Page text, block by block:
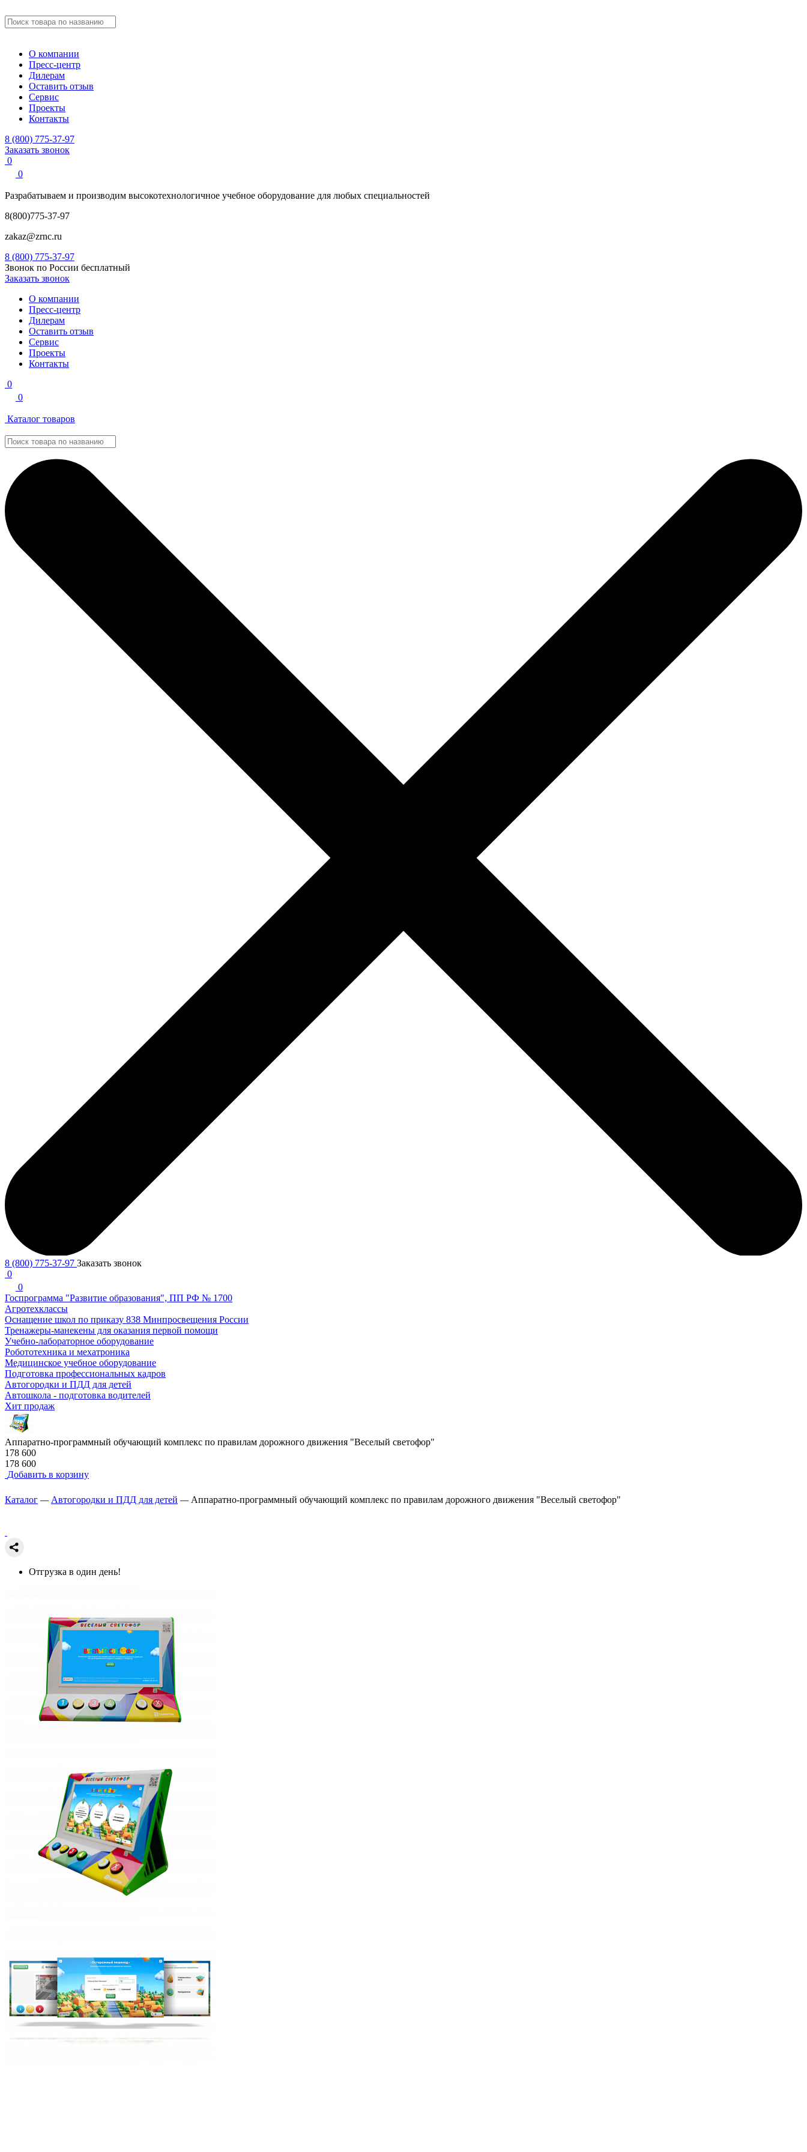
О компании
Пресс-центр
Дилерам
Оставить отзыв
Сервис
Проекты
Контакты
8 (800) 775-37-97
Заказать звонок
0
0
Разрабатываем и производим высокотехнологичное учебное оборудование для любых специальностей
8(800)775-37-97
zakaz@zrnc.ru
8 (800) 775-37-97
Звонок по России бесплатный
Заказать звонок
О компании
Пресс-центр
Дилерам
Оставить отзыв
Сервис
Проекты
Контакты
0
0
Каталог товаров
8 (800) 775-37-97 Заказать звонок
0
0
Госпрограмма "Развитие образования", ПП РФ № 1700
Агротехклассы
Оснащение школ по приказу 838 Минпросвещения России
Тренажеры-манекены для оказания первой помощи
Учебно-лабораторное оборудование
Робототехника и мехатроника
Медицинское учебное оборудование
Подготовка профессиональных кадров
Автогородки и ПДД для детей
Автошкола - подготовка водителей
Хит продаж
Аппаратно-программный обучающий комплекс по правилам дорожного движения "Веселый светофор"
178 600
178 600
Добавить в корзину
Каталог — Автогородки и ПДД для детей — Аппаратно-программный обучающий комплекс по правилам дорожного движения "Веселый светофор"
Отгрузка в один день!